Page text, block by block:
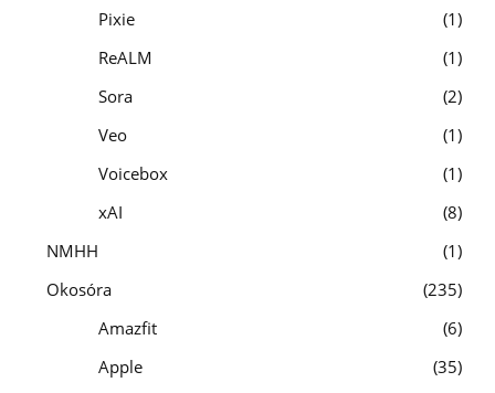
Pixie
1
ReALM
1
Sora
2
Veo
1
Voicebox
1
xAI
8
NMHH
1
Okosóra
235
Amazfit
6
Apple
35